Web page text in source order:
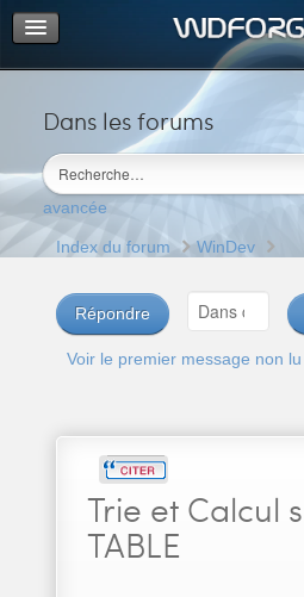
Dans les forums
avancée
Portail
Index du forum
M’enregistrer
Connexion
Index du forum WinDev
Répondre
Voir le premier message non lu
Trie et Calcul
TABLE